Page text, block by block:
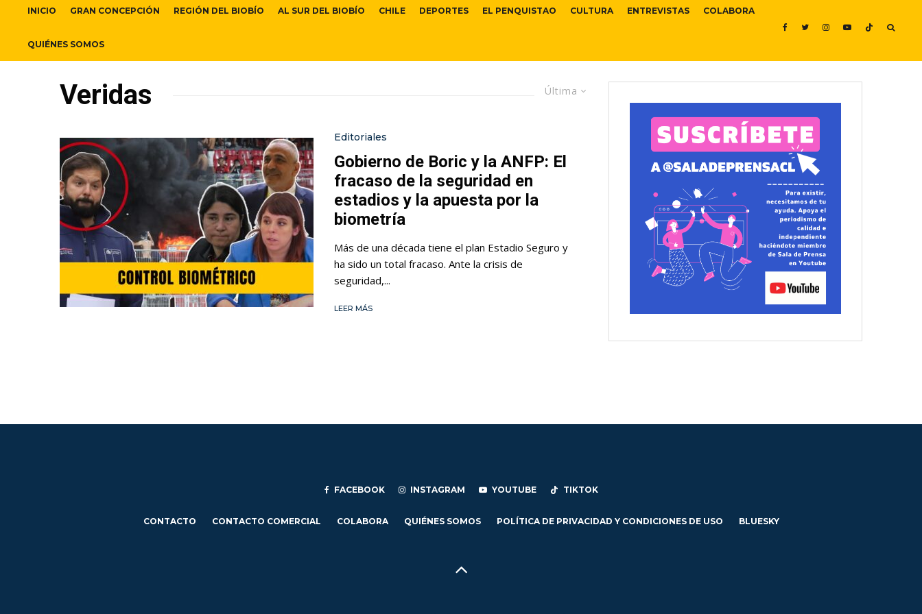
INICIO GRAN CONCEPCIÓN REGIÓN DEL BIOBÍO AL SUR DEL BIOBÍO CHILE DEPORTES EL PENQUISTAO CULTURA ENTREVISTAS COLABORA
QUIÉNES SOMOS
Última
Veridas
Editoriales
Gobierno de Boric y la ANFP: El
fracaso de la seguridad en
estadios y la apuesta por la
biometría
Más de una década tiene el plan Estadio Seguro y
ha sido un total fracaso. Ante la crisis de
seguridad,...
LEER MÁS
FACEBOOK INSTAGRAM YOUTUBE TIKTOK
CONTACTO CONTACTO COMERCIAL COLABORA QUIÉNES SOMOS POLÍTICA DE PRIVACIDAD Y CONDICIONES DE USO BLUESKY